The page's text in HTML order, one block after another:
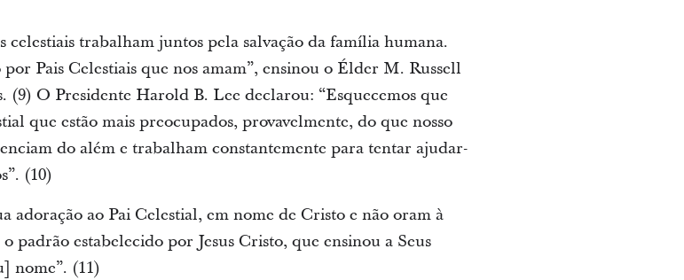
celestiais trabalham juntos pela salvação da família humana.
Pais Celestiais que nos amam”, ensinou o Élder M. Russell
O Presidente Harold B. Lee declarou: “Esquecemos que
que estão mais preocupados, provavelmente, do que nosso
do além e trabalham constantemente para tentar ajudar-
(10)
adoração ao Pai Celestial, em nome de Cristo e não oram à
padrão estabelecido por Jesus Cristo, que ensinou a Seus
nome”. (11)